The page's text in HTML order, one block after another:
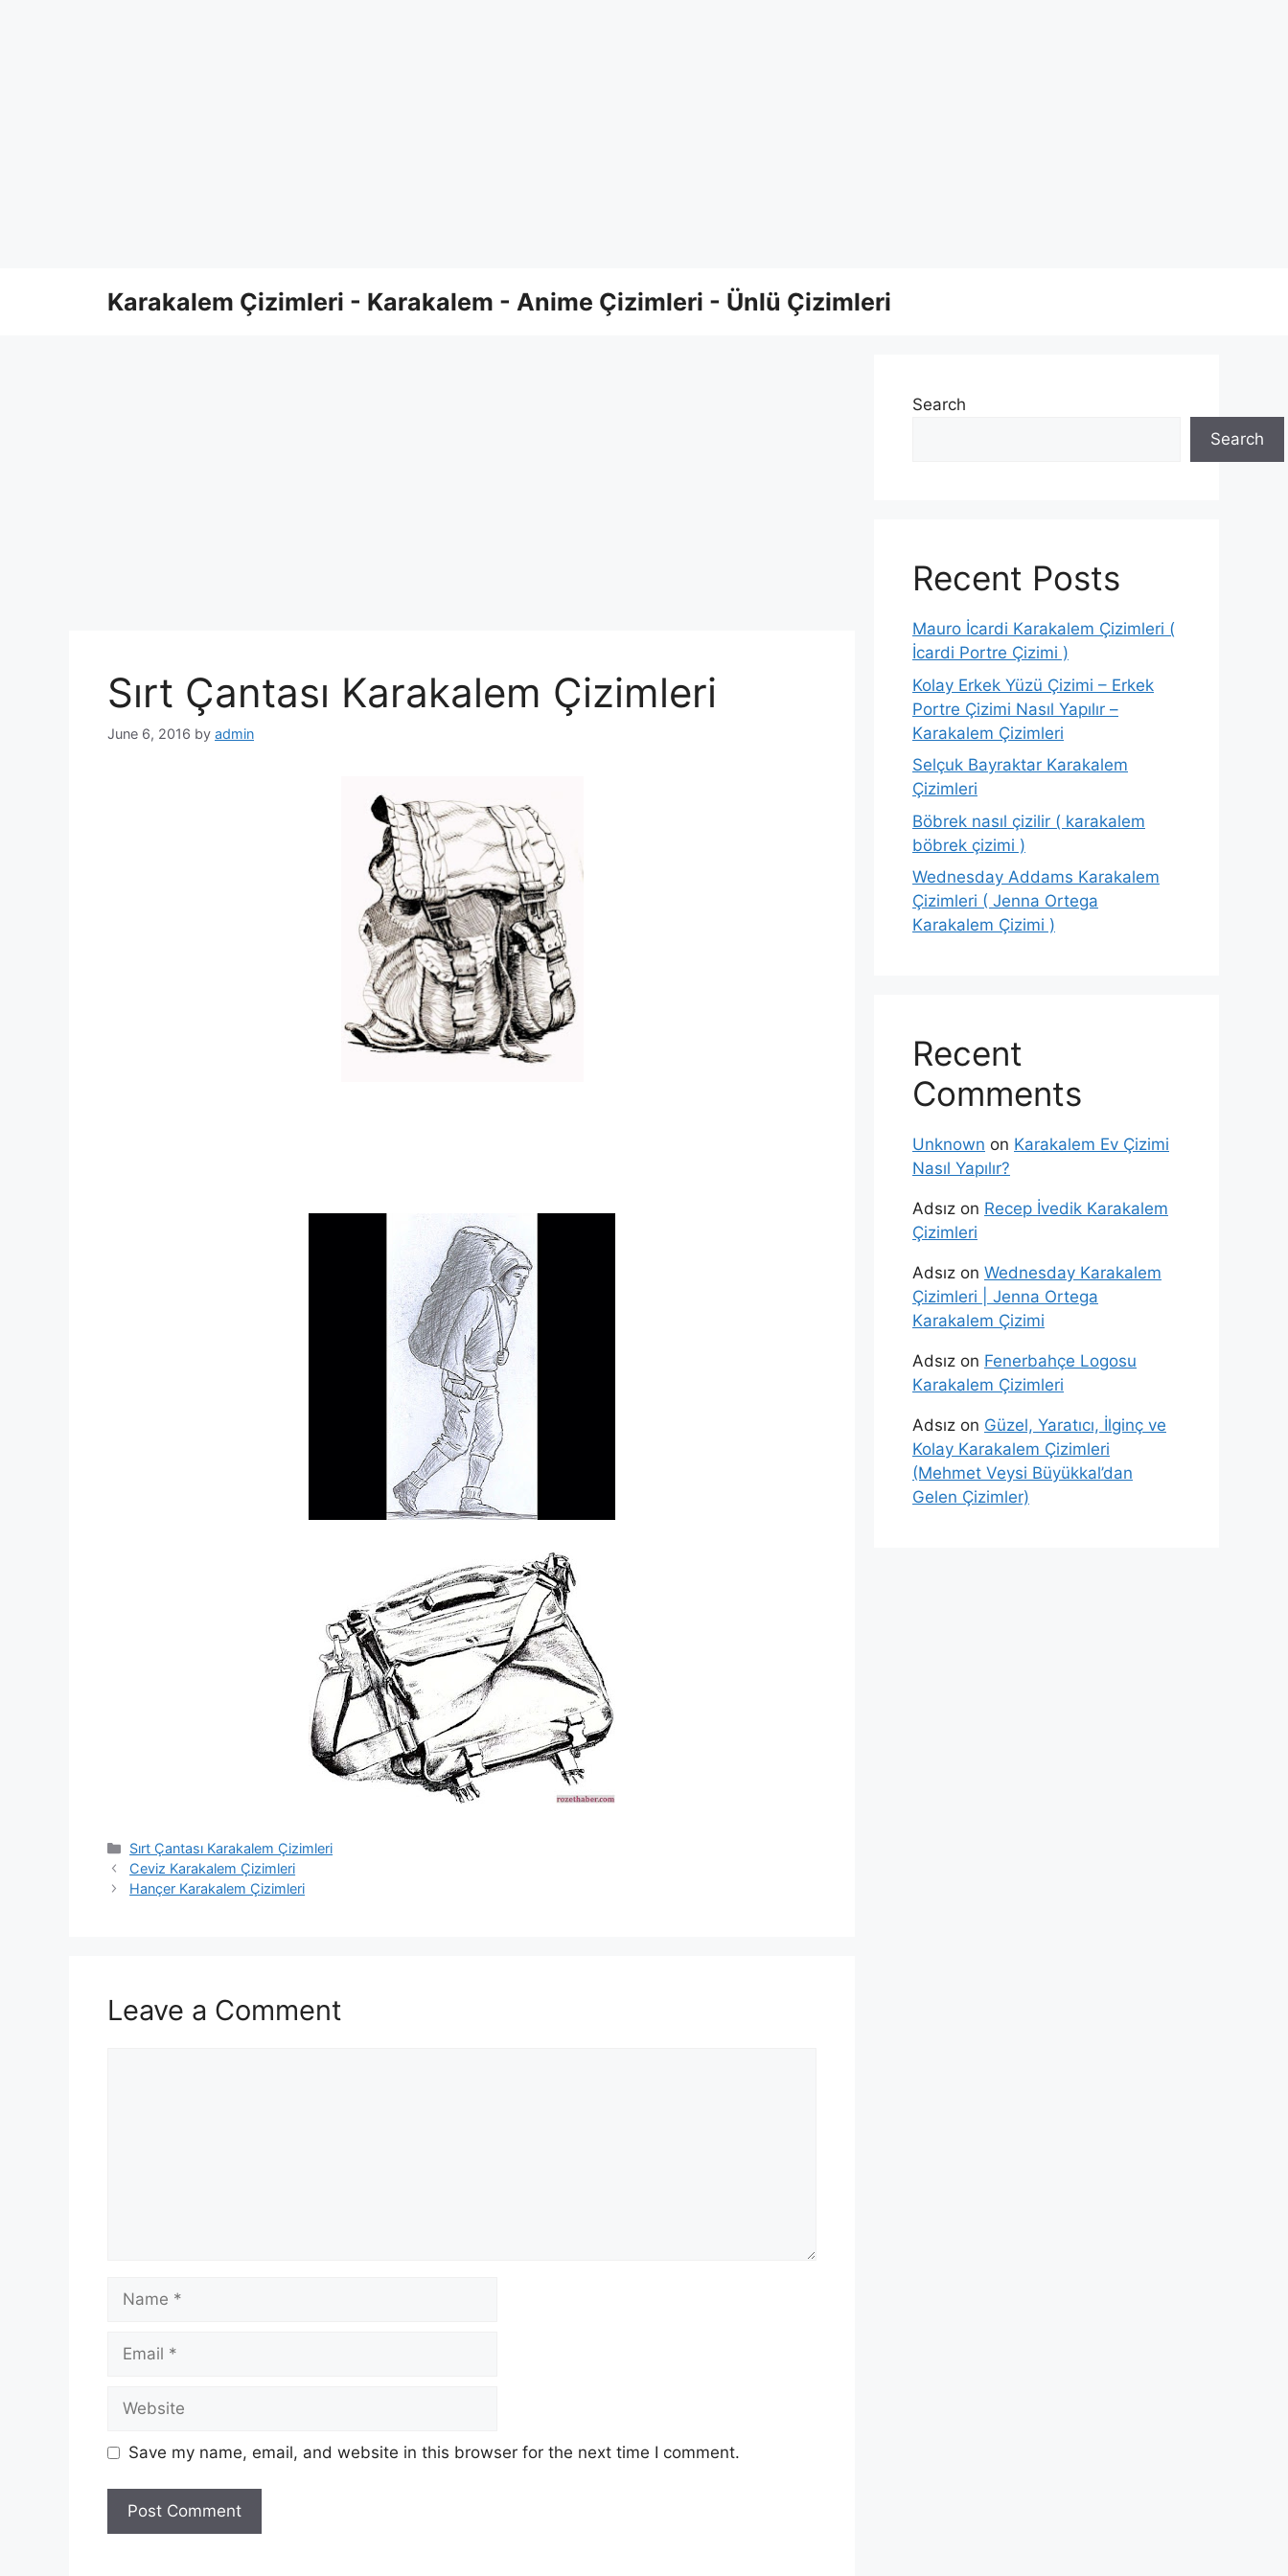
Karakalem Çizimleri - Karakalem - Anime Çizimleri - Ünlü Çizimleri
Sırt Çantası Karakalem Çizimleri
June 6, 2016 by admin
Categories
Sırt Çantası Karakalem Çizimleri
Ceviz Karakalem Çizimleri
Hançer Karakalem Çizimleri
Leave a Comment
Save my name, email, and website in this browser for the next time I comment.
Search
Search
Recent Posts
Mauro İcardi Karakalem Çizimleri (
İcardi Portre Çizimi )
Kolay Erkek Yüzü Çizimi – Erkek
Portre Çizimi Nasıl Yapılır –
Karakalem Çizimleri
Selçuk Bayraktar Karakalem
Çizimleri
Böbrek nasıl çizilir ( karakalem
böbrek çizimi )
Wednesday Addams Karakalem
Çizimleri ( Jenna Ortega
Karakalem Çizimi )
Recent
Comments
Unknown on Karakalem Ev Çizimi
Nasıl Yapılır?
Adsız on Recep İvedik Karakalem
Çizimleri
Adsız on Wednesday Karakalem
Çizimleri | Jenna Ortega
Karakalem Çizimi
Adsız on Fenerbahçe Logosu
Karakalem Çizimleri
Adsız on Güzel, Yaratıcı, İlginç ve
Kolay Karakalem Çizimleri
(Mehmet Veysi Büyükkal’dan
Gelen Çizimler)